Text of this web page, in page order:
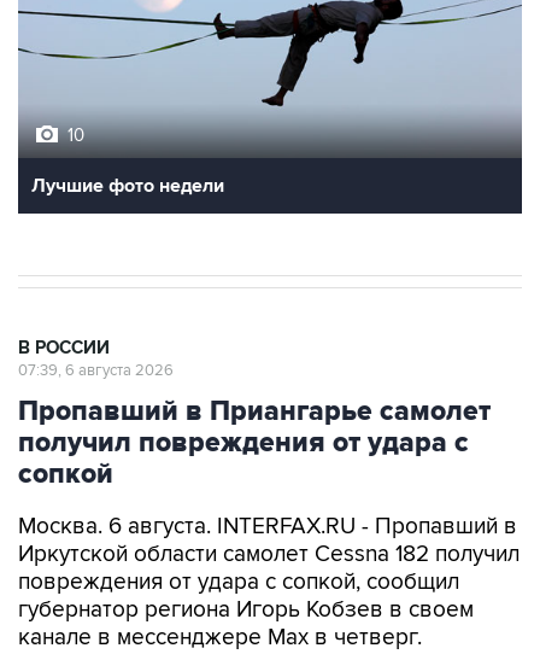
10
Лучшие фото недели
В РОССИИ
07:39, 6 августа 2026
Пропавший в Приангарье самолет
получил повреждения от удара с
сопкой
Москва. 6 августа. INTERFAX.RU - Пропавший в
Иркутской области самолет Cessna 182 получил
повреждения от удара с сопкой, сообщил
губернатор региона Игорь Кобзев в своем
канале в мессенджере Мах в четверг.